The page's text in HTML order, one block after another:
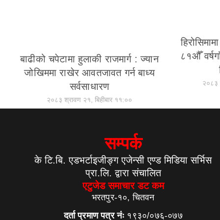
बाढीको चपेटामा हुलाकी राजमार्ग : ज्यान
जोखिममा राखेर आवतजावत गर्न बाध्य
सर्वसाधारण
२०८३ श्रावण २१, बिहीबार ११:००
८१औँ
२०८३
सम्पर्क
के टि.बि. एडभर्टाइजीङ्ग एजेन्सी एण्ड मिडिया सर्भिस
प्रा.लि. द्वारा संचालित
एटुजेड समाचार डट कम
भरतपुर-१०, चितवन
दर्ता प्रमाण पत्र नंः १९३०/०७६-०७७